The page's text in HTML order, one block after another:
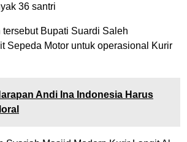
36 santri
tersebut Bupati Suardi Saleh
Sepeda Motor untuk operasional Kurir
Andi Ina Indonesia Harus